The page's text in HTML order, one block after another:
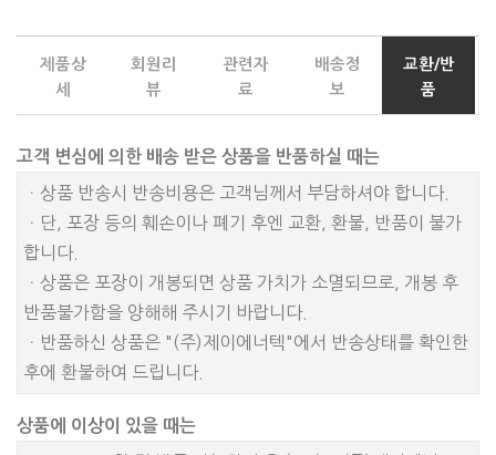
제품상
세
회원리
뷰
관련자
료
배송정
보
교환/반
품
고객 변심에 의한 배송 받은 상품을 반품하실 때는
ㆍ상품 반송시 반송비용은 고객님께서 부담하셔야 합니다.
ㆍ단, 포장 등의 훼손이나 폐기 후엔 교환, 환불, 반품이 불가
합니다.
ㆍ상품은 포장이 개봉되면 상품 가치가 소멸되므로, 개봉 후
반품불가함을 양해해 주시기 바랍니다.
ㆍ반품하신 상품은 "(주)제이에너텍"에서 반송상태를 확인한
후에 환불하여 드립니다.
상품에 이상이 있을 때는